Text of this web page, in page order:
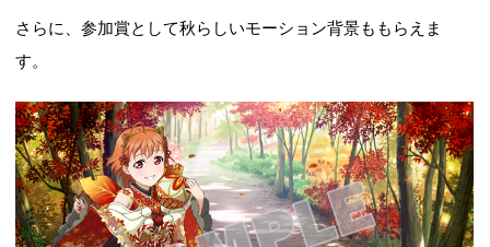
さらに、参加賞として秋らしいモーション背景ももらえま
す。